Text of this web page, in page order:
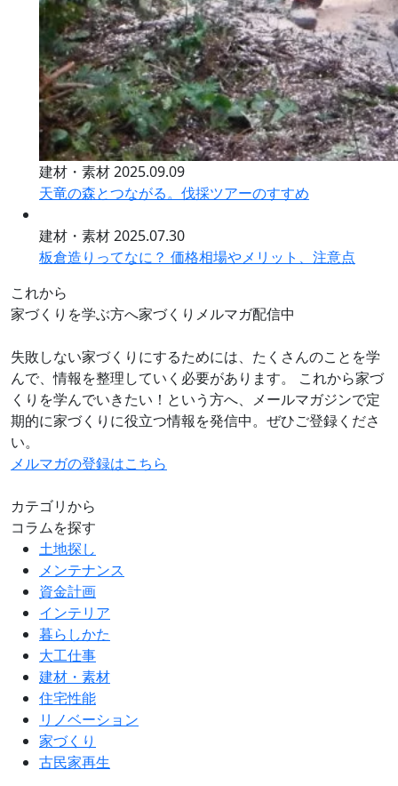
建材・素材2025.09.09
天竜の森とつながる。伐採ツアーのすすめ
建材・素材2025.07.30
板倉造りってなに？ 価格相場やメリット、注意点
これから
家づくりを学ぶ方へ家づくりメルマガ配信中
失敗しない家づくりにするためには、たくさんのことを学
んで、情報を整理していく必要があります。 これから家づ
くりを学んでいきたい！という方へ、メールマガジンで定
期的に家づくりに役立つ情報を発信中。ぜひご登録くださ
い。
メルマガの登録はこちら
カテゴリから
コラムを探す
土地探し
メンテナンス
資金計画
インテリア
暮らしかた
大工仕事
建材・素材
住宅性能
リノベーション
家づくり
古民家再生